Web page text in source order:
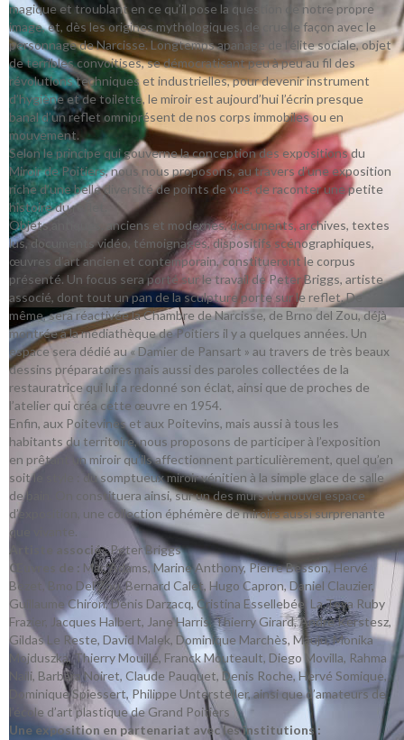
magique et troublant en ce qu’il pose la question de notre propre
image, et, dès les origines mythologiques, de cruelle façon avec le
personnage de Narcisse. Longtemps apanage de l’élite sociale, objet
de terribles convoitises, se démocratisant peu à peu au fil des
révolutions techniques et industrielles, pour devenir instrument
d’hygiène et de toilette, le miroir est aujourd’hui l’écrin presque
banal d’un reflet omniprésent de nos corps immobiles ou en
mouvement.
Selon le principe qui gouverne la conception des expositions du
Miroir de Poitiers, nous nous proposons, au travers d’une exposition
riche d’une belle diversité de points de vue, de raconter une petite
histoire du reflet.
Objets antiques, anciens et modernes, documents, archives, textes
lus, documents vidéo, témoignages, dispositifs scénographiques,
œuvres d’art ancien et contemporain, constitueront le corpus
présenté. Un focus sera porté sur le travail de Peter Briggs, artiste
associé, dont tout un pan de la sculpture porte sur le reflet. De
même, sera réactivée la Chambre de Narcisse, de Brno del Zou, déjà
montrée à la médiathèque de Poitiers il y a quelques années. Un
espace sera dédié au « Damier de Pansart » au travers de très beaux
dessins préparatoires mais aussi des paroles collectées de la
restauratrice qui lui a redonné son éclat, ainsi que de proches de
l’atelier qui créa cette œuvre en 1954.
Enfin, aux Poitevines et aux Poitevins, mais aussi à tous les
habitants du territoire, nous proposons de participer à l’exposition
en prêtant un miroir qu’ils affectionnent particulièrement, quel qu’en
soit le style : du somptueux miroir vénitien à la simple glace de salle
de bain. On constituera ainsi, sur un des murs du nouvel espace
d’exposition, une collection éphémère de miroirs aussi surprenante
que vivante.
Artiste associé: Peter Briggs
Œuvres de : Mac Adams, Marine Anthony, Pierre Besson, Hervé
Bezet, Bmo Del Zou, Bernard Calet, Hugo Capron, Daniel Clauzier,
Guillaume Chiron, Denis Darzacq, Cristina Essellebée, La Toya Ruby
Frazier, Jacques Halbert, Jane Harris, Thierry Girard, André Kerstesz,
Gildas Le Reste, David Malek, Dominique Marchès, Mauju, Monika
Mojduszka, Thierry Mouillé, Franck Mouteault, Diego Movilla, Rahma
Naili, Barbara Noiret, Claude Pauquet, Denis Roche, Hervé Somique,
Dominique Spiessert, Philippe Untersteller, ainsi que d’amateurs de
l’école d’art plastique de Grand Poitiers
Une exposition en partenariat avec les institutions :